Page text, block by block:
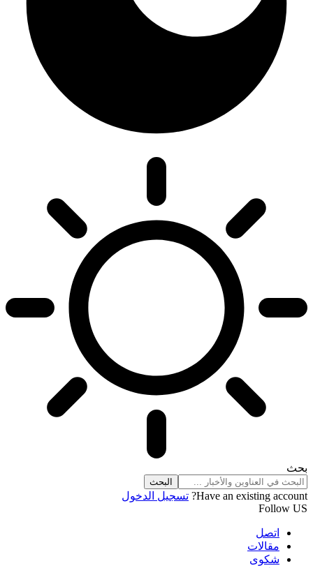
بحث
Have an existing account?
تسجيل الدخول
Follow US
اتصل
مقالات
شكوى